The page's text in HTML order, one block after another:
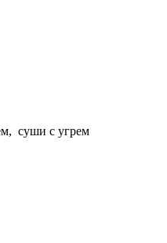
суши с угрем